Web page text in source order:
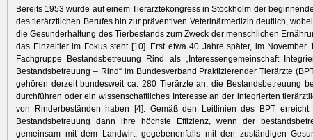
Bereits 1953 wurde auf einem Tierärztekongress in Stockholm der
des tierärztlichen Berufes hin zur präventiven Veterinärmedizin deutlich,
die Gesunderhaltung des Tierbestands zum Zweck der menschlichen
das Einzeltier im Fokus steht [10]. Erst etwa 40 Jahre später, im November
Fachgruppe Bestandsbetreuung Rind als „Interessengemeinschaft
Bestandsbetreuung – Rind“ im Bundesverband Praktizierender Tierärzte
gehören derzeit bundesweit ca. 280 Tierärzte an, die Bestandsbetreuung
durchführen oder ein wissenschaftliches Interesse an der integrierten
von Rinderbeständen haben [4]. Gemäß den Leitlinien des BPT erreicht
Bestandsbetreuung dann ihre höchste Effizienz, wenn der
gemeinsam mit dem Landwirt, gegebenenfalls mit den zuständigen